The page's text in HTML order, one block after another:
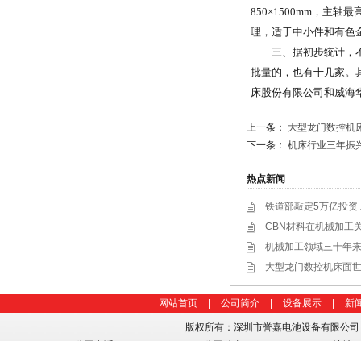
850×1500mm，主轴最
理，适于中小件和有色
三、据初步统计，不
批量的，也有十几家。
床股份有限公司和威海
上一条：
大型龙门数控机
下一条： 机床行业三年振
热点新闻
铁道部敲定5万亿投资
CBN材料在机械加工
机械加工领域三十年
大型龙门数控机床面世
网站首页 公司简介 设备展示 新
版权所有：深圳市誉嘉电池设备有限